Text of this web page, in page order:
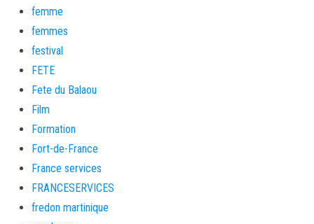
femme
femmes
festival
FETE
Fete du Balaou
Film
Formation
Fort-de-France
France services
FRANCESERVICES
fredon martinique